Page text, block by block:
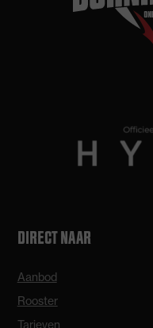
DIRECT NAAR
Aanbod
Rooster
Tarieven